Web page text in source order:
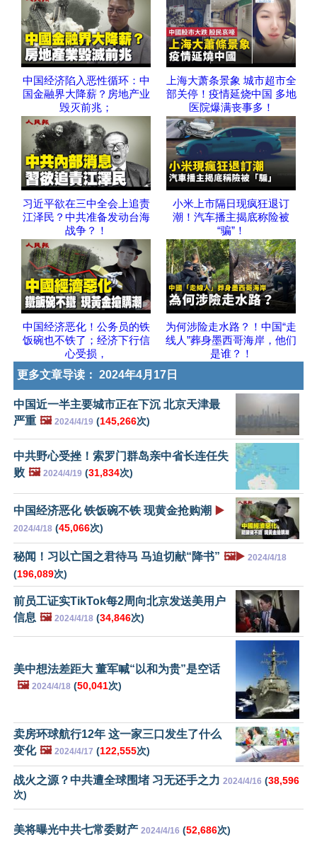
中国经济陷入恶性循环：中
国金融界大降薪？房地产业
毁灭前兆；
上海大萧条景象 城市超市全
部关停！疫情延烧中国 多地
医院爆满丧事多！
习近平欲在三中全会上追责
江泽民？中共准备发动台海
战争？！
小米上市隔日现疯狂退订
潮！汽车播主揭底称险被
“骗”！
中国经济恶化！公务员的铁
饭碗也不铁了；经济下行信
心受损，
为何涉险走水路？！中国“走
线人”葬身墨西哥海岸，他们
是谁？！
更多文章导读： 2024年4月17日
中国近一半主要城市正在下沉 北京天津最
严重 🖼️ 2024/4/19 (145,266次)
中共野心受挫！索罗门群岛亲中省长连任失
败 🖼️ 2024/4/19 (31,834次)
中国经济恶化 铁饭碗不铁 现黄金抢购潮 ▶️
2024/4/18 (45,066次)
秘闻！习以亡国之君待马 马迫切献“降书” 🖼️▶️ 2024/4/18
(196,089次)
前员工证实TikTok每2周向北京发送美用户
信息 🖼️ 2024/4/18 (34,846次)
美中想法差距大 董军喊“以和为贵”是空话
🖼️ 2024/4/18 (50,041次)
卖房环球航行12年 这一家三口发生了什么
变化 🖼️ 2024/4/17 (122,555次)
战火之源？中共遭全球围堵 习无还手之力 2024/4/16 (38,596
次)
美将曝光中共七常委财产 2024/4/16 (52,686次)